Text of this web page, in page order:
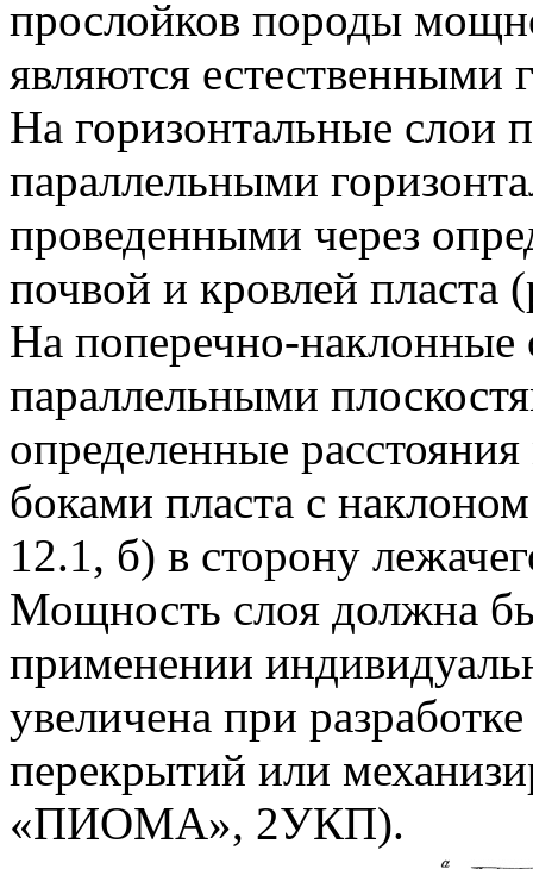
прослойков породы
являются естественными
На горизонтальные слои
параллельными
проведенными через
почвой и кровлей пласта
На поперечно-наклонные
параллельными
определенные
боками пласта с
12.1, б) в сторону
Мощность слоя должна
применении
увеличена при
перекрытий или
«ПИОМА», 2УКП).